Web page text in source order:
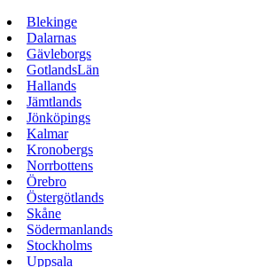
Blekinge
Dalarnas
Gävleborgs
GotlandsLän
Hallands
Jämtlands
Jönköpings
Kalmar
Kronobergs
Norrbottens
Örebro
Östergötlands
Skåne
Södermanlands
Stockholms
Uppsala